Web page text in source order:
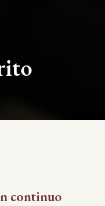
continuo